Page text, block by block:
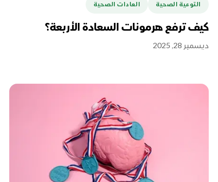
التوعية الصحية العادات الصحية
كيف ترفع هرمونات السعادة الأربعة؟
ديسمبر 28, 2025